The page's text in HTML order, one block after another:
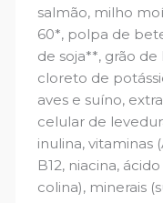
salmão, milho
60*, polpa de
de soja**, grão
cloreto de
aves e suíno,
celular de
inulina, vitaminas
B12, niacina,
colina), minerais